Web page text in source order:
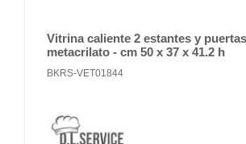
Vitrina caliente 2 estantes y
metacrilato - cm 50 x 37 x 41.2 h
BKRS-VET01844